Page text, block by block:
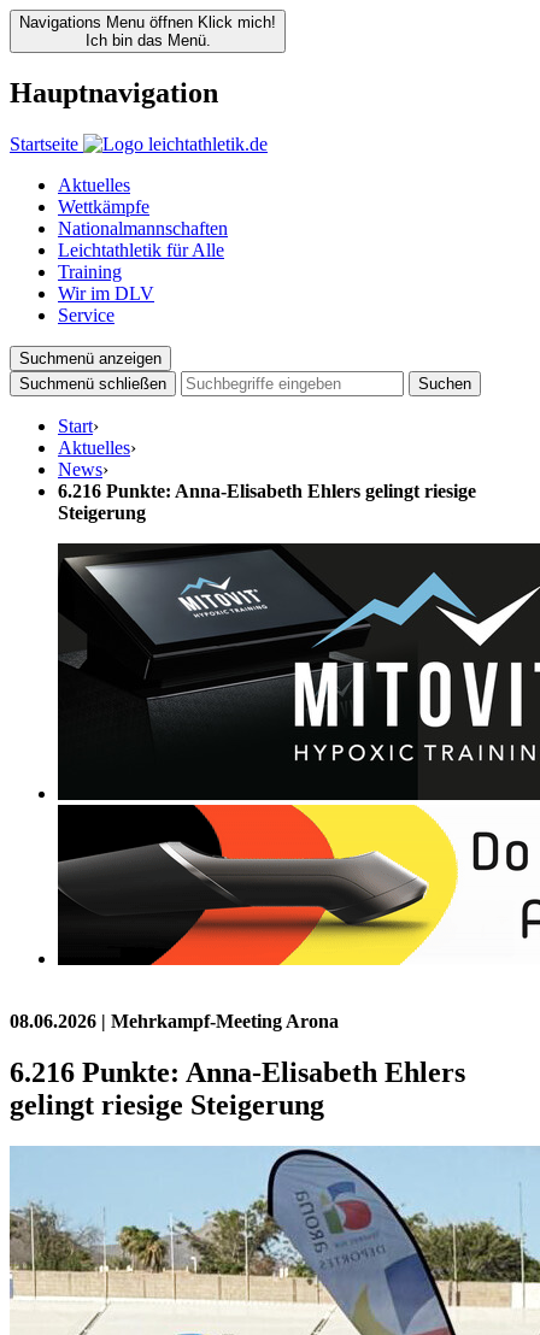
Navigations Menu öffnen Klick mich!
Ich bin das Menü.
Hauptnavigation
Startseite
Aktuelles
Wettkämpfe
Nationalmannschaften
Leichtathletik für Alle
Training
Wir im DLV
Service
Suchmenü anzeigen
Suchmenü schließen
Suchen
Start›
Aktuelles›
News›
6.216 Punkte: Anna-Elisabeth Ehlers gelingt riesige
Steigerung
08.06.2026 | Mehrkampf-Meeting Arona
6.216 Punkte: Anna-Elisabeth Ehlers
gelingt riesige Steigerung